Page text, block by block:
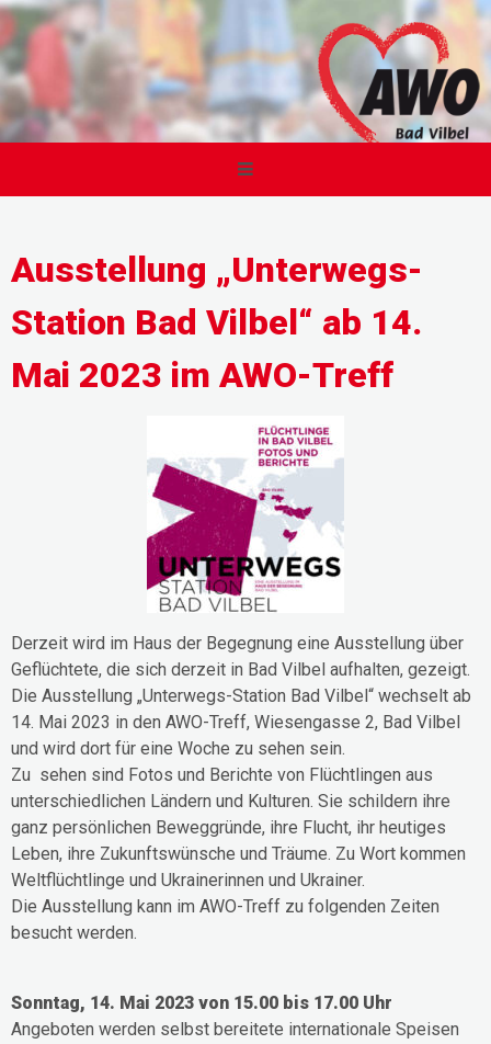
Ausstellung „Unterwegs-
Station Bad Vilbel“ ab 14.
Mai 2023 im AWO-Treff
Derzeit wird im Haus der Begegnung eine Ausstellung über
Geflüchtete, die sich derzeit in Bad Vilbel aufhalten, gezeigt.
Die Ausstellung „Unterwegs-Station Bad Vilbel“ wechselt ab
14. Mai 2023 in den AWO-Treff, Wiesengasse 2, Bad Vilbel
und wird dort für eine Woche zu sehen sein.
Zu sehen sind Fotos und Berichte von Flüchtlingen aus
unterschiedlichen Ländern und Kulturen. Sie schildern ihre
ganz persönlichen Beweggründe, ihre Flucht, ihr heutiges
Leben, ihre Zukunftswünsche und Träume. Zu Wort kommen
Weltflüchtlinge und Ukrainerinnen und Ukrainer.
Die Ausstellung kann im AWO-Treff zu folgenden Zeiten
besucht werden.
Sonntag, 14. Mai 2023 von 15.00 bis 17.00 Uhr
Angeboten werden selbst bereitete internationale Speisen